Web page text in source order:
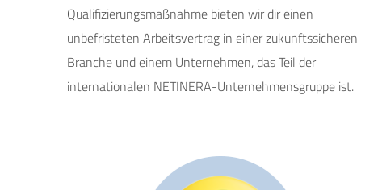
Qualifizierungsmaßnahme bieten wir dir einen
unbefristeten Arbeitsvertrag in einer zukunftssicheren
Branche und einem Unternehmen, das Teil der
internationalen NETINERA-Unternehmensgruppe ist.